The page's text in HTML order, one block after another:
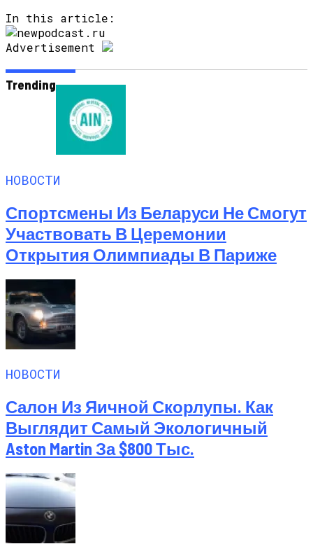
In this article:
Advertisement
Trending
НОВОСТИ
Спортсмены Из Беларуси Не Смогут
Участвовать В Церемонии
Открытия Олимпиады В Париже
НОВОСТИ
Салон Из Яичной Скорлупы. Как
Выглядит Самый Экологичный
Aston Martin За $800 Тыс.